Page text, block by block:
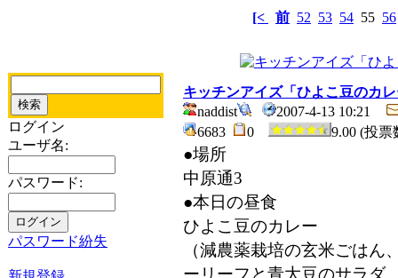
ログイン
ユーザ名:
パスワード:
パスワード紛失
[< 前 52 53 54 55 56
キッチンアイズ「ひよこ豆のカ
naddist
2007-4-13 10:21
6683
0 9.00 (投票
●場所
中原通3
●本日の昼食
ひよこ豆のカレー
（減農薬栽培の玄米ごはん
ーリーフと青大豆のサラダ